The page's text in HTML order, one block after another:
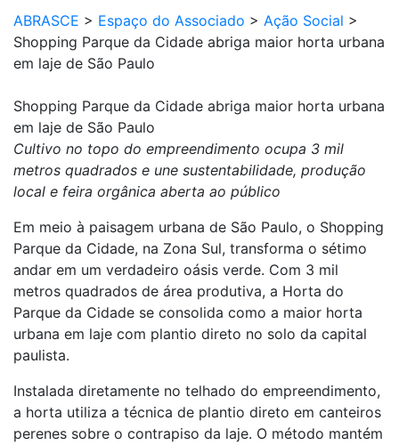
ABRASCE > Espaço do Associado > Ação Social >
Shopping Parque da Cidade abriga maior horta urbana
em laje de São Paulo
Shopping Parque da Cidade abriga maior horta urbana
em laje de São Paulo
Cultivo no topo do empreendimento ocupa 3 mil
metros quadrados e une sustentabilidade, produção
local e feira orgânica aberta ao público
Em meio à paisagem urbana de São Paulo, o Shopping
Parque da Cidade, na Zona Sul, transforma o sétimo
andar em um verdadeiro oásis verde. Com 3 mil
metros quadrados de área produtiva, a Horta do
Parque da Cidade se consolida como a maior horta
urbana em laje com plantio direto no solo da capital
paulista.
Instalada diretamente no telhado do empreendimento,
a horta utiliza a técnica de plantio direto em canteiros
perenes sobre o contrapiso da laje. O método mantém